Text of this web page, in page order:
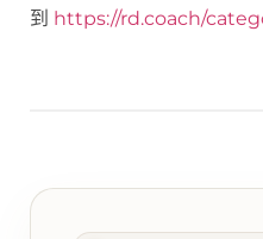
到 https://rd.coach/